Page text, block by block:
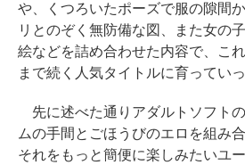
や、くつろいたポーズで服の隙間
リとのぞく無防備な図、また女の
絵などを詰め合わせた内容で、こ
まで続く人気タイトルに育っていっ
先に述べた通りアダルトソフト
ムの手間とごほうびのエロを組み
それをもっと簡便に楽しみたいユ